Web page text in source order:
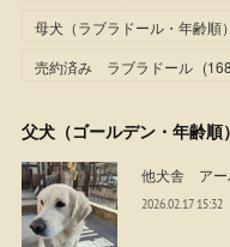
母犬（ラブラドール・年齢順）
売約済み ラブラドール (
父犬（ゴールデン・年齢順）
他犬舎 アー
2026.02.17 15:32